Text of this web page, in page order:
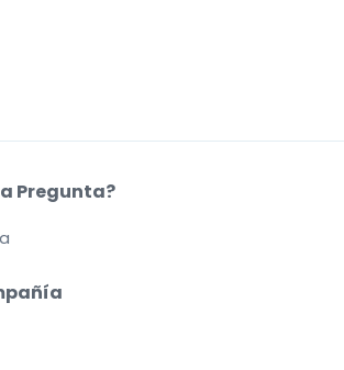
Pregunta?